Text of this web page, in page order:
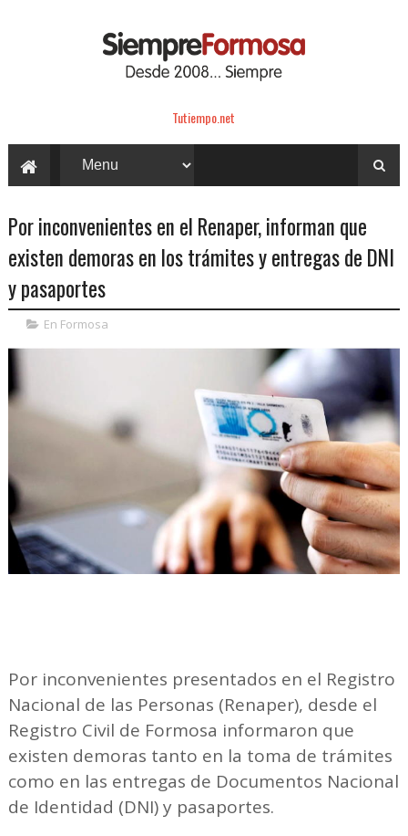
Tutiempo.net
Por inconvenientes en el Renaper, informan que
existen demoras en los trámites y entregas de DNI
y pasaportes
En Formosa
Por inconvenientes presentados en el Registro
Nacional de las Personas (Renaper), desde el
Registro Civil de Formosa informaron que
existen demoras tanto en la toma de trámites
como en las entregas de Documentos Nacional
de Identidad (DNI) y pasaportes.